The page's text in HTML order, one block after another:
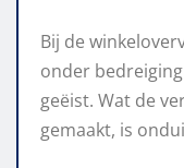
Bij de
onder
geëist. Wat de
gemaakt, is